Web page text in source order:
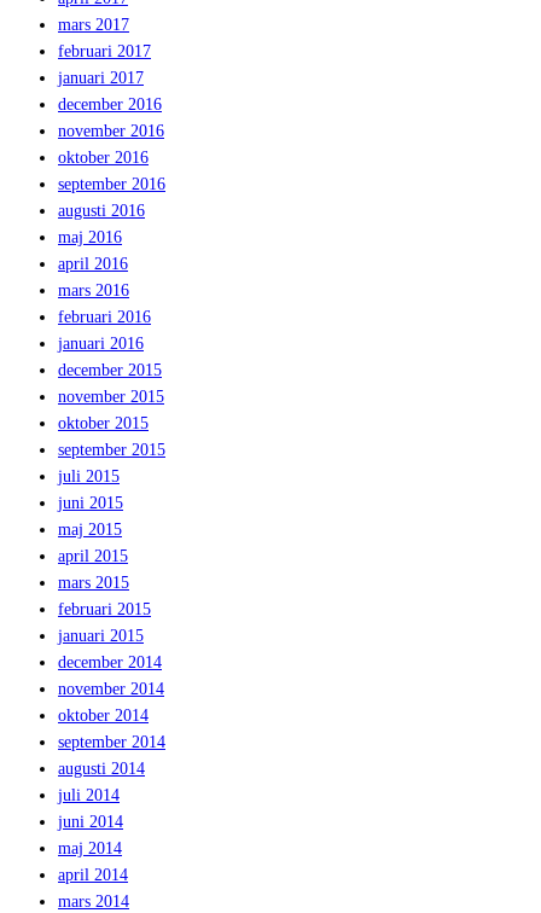
mars 2017
februari 2017
januari 2017
december 2016
november 2016
oktober 2016
september 2016
augusti 2016
maj 2016
april 2016
mars 2016
februari 2016
januari 2016
december 2015
november 2015
oktober 2015
september 2015
juli 2015
juni 2015
maj 2015
april 2015
mars 2015
februari 2015
januari 2015
december 2014
november 2014
oktober 2014
september 2014
augusti 2014
juli 2014
juni 2014
maj 2014
april 2014
mars 2014